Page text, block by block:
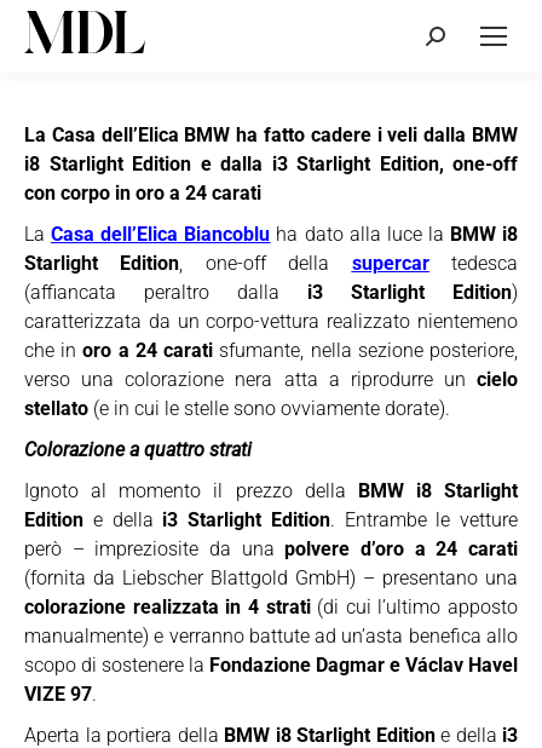
Cerca:
La Casa dell’Elica BMW ha fatto cadere i veli dalla BMW
i8 Starlight Edition e dalla i3 Starlight Edition, one-off
con corpo in oro a 24 carati
LaCasa dell’Elica Biancoblu ha dato alla luce la BMW i8
Starlight Edition, one-off della supercartedesca
(affiancata peraltro dalla i3 Starlight Edition)
caratterizzata da un corpo-vettura realizzato nientemeno
che inoro a 24 carati sfumante, nella sezione posteriore,
verso una colorazione nera atta a riprodurre un cielo
stellato (e in cui le stelle sono ovviamente dorate).
Colorazione a quattro strati
Ignoto al momento il prezzo della BMW i8 Starlight
Edition e della i3 Starlight Edition. Entrambe le vetture
però – impreziosite da unapolvere d’oro a 24 carati
(fornita da Liebscher Blattgold GmbH) – presentano una
colorazione realizzata in 4 strati(di cui l’ultimo apposto
manualmente) e verranno battute ad un’asta benefica allo
scopo di sostenere la Fondazione Dagmar e Václav Havel
VIZE 97.
Aperta la portiera della BMW i8 Starlight Editione della i3